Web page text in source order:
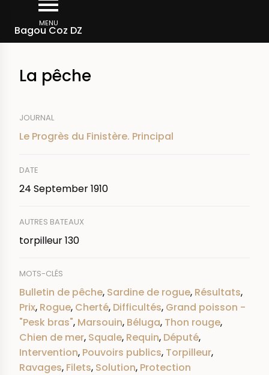
main
MENU
Bagou Coz DZ
Breadcrumb
La pêche
JOURNAL
Le Progrès du Finistère. Principal
DATE
24 September 1910
AUTRES BATEAUX
torpilleur 130
MOTS-CLÉS
Bulletin de pêche, Sardine de rogue, Résultats,
Prix, Rogue, Cherté, Difficultés, Grand poisson -
"Pesk bras", Marsouin, Béluga, Thon rouge,
Chien de mer, Squale, Requin, Député,
Intervention, Pouvoirs publics, Torpilleur,
Ravages, Filets, Solution, Protection